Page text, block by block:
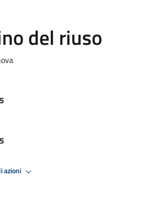
del riuso
azioni